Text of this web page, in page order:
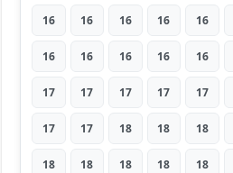
16 16 16 16 16
16 16 16 16 16
17 17 17 17 17
17 17 18 18 18
18 18 18 18 18